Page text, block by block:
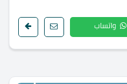
واتساب